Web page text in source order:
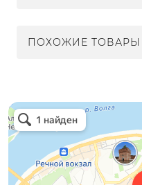
ПОХОЖИЕ ТОВАРЫ
Электрон
Светильники в Нижнем
Электротехническая